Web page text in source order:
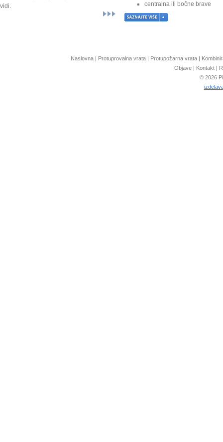
vidi.
centralna ili bočne brave
ručica na prvoj lameli
Naslovna | Protuprovalna vrata | Protupožarna vrata |
Objave| Kontakt|
© 2026